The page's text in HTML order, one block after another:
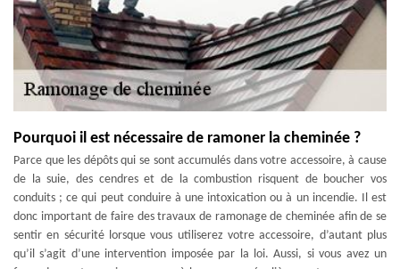
Pourquoi il est nécessaire de ramoner la cheminée ?
Parce que les dépôts qui se sont accumulés dans votre accessoire, à cause
de la suie, des cendres et de la combustion risquent de boucher vos
conduits ; ce qui peut conduire à une intoxication ou à un incendie. Il est
donc important de faire des travaux de ramonage de cheminée afin de se
sentir en sécurité lorsque vous utiliserez votre accessoire, d’autant plus
qu’il s’agit d’une intervention imposée par la loi. Aussi, si vous avez un